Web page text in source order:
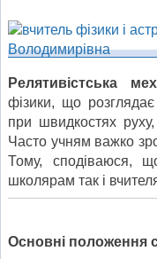
Релятивістська
фізики, що розглядає
при швидкостях
Часто учням важко
Тому, сподіваюся,
школярам так і
Основні положення